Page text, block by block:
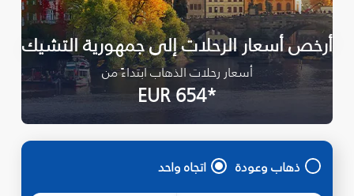
أرخص أسعار الرحلات إلى جمهورية التشيك
أسعار رحلات الذهاب ابتداءً من
*EUR 654
ذهاب وعودة اتجاه واحد